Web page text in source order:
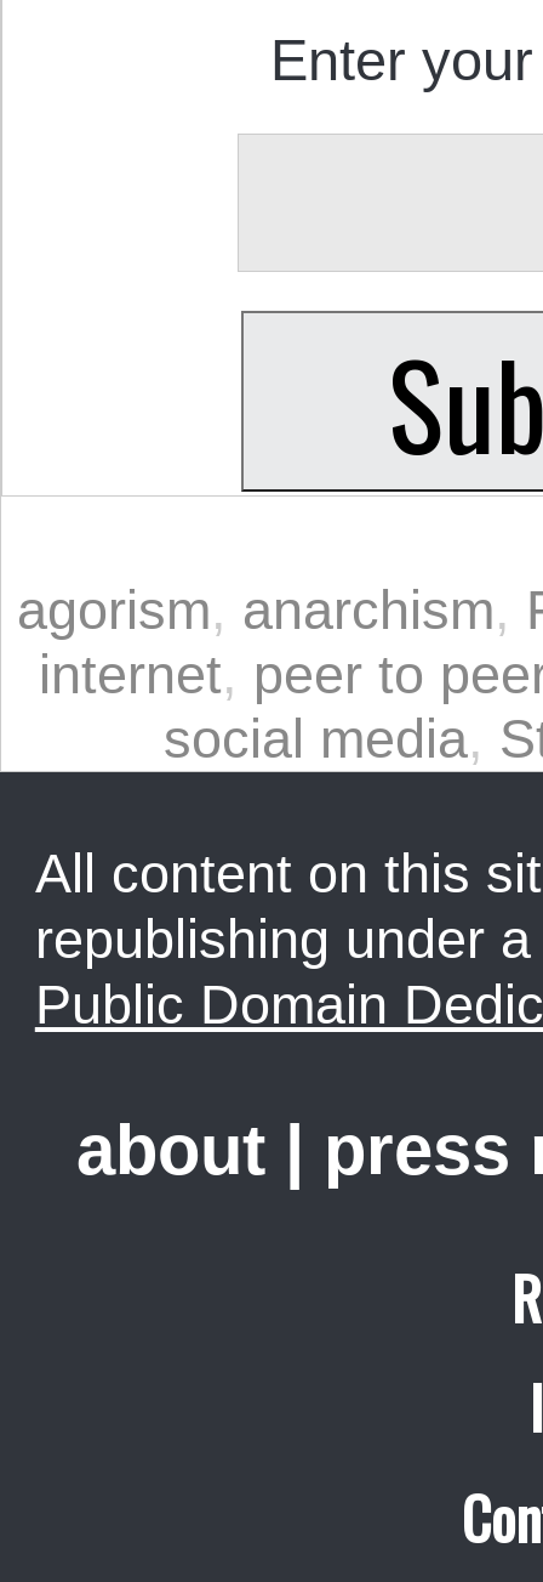
Enter
agorism, anarchism,
internet, peer to
social media,
All content on this
republishing under
Public Domain
about | press